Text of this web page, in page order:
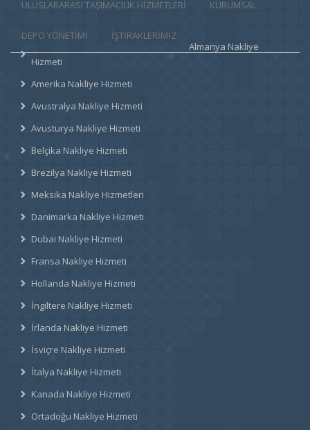
ULUSLARARASI TAŞIMACILIK HIZMETLERI KURUMSAL
DEPO YÖNETİMİ
İŞTİRAKLERİMİZ
Almanya Nakliye
Hizmeti
Amerika Nakliye Hizmeti
Avustralya Nakliye Hizmeti
Avusturya Nakliye Hizmeti
Belçika Nakliye Hizmeti
Brezilya Nakliye Hizmeti
Meksika Nakliye Hizmetleri
Danimarka Nakliye Hizmeti
Dubai Nakliye Hizmeti
Fransa Nakliye Hizmeti
Hollanda Nakliye Hizmeti
İngiltere Nakliye Hizmeti
İrlanda Nakliye Hizmeti
İsviçre Nakliye Hizmeti
İtalya Nakliye Hizmeti
Kanada Nakliye Hizmeti
Ortadoğu Nakliye Hizmeti